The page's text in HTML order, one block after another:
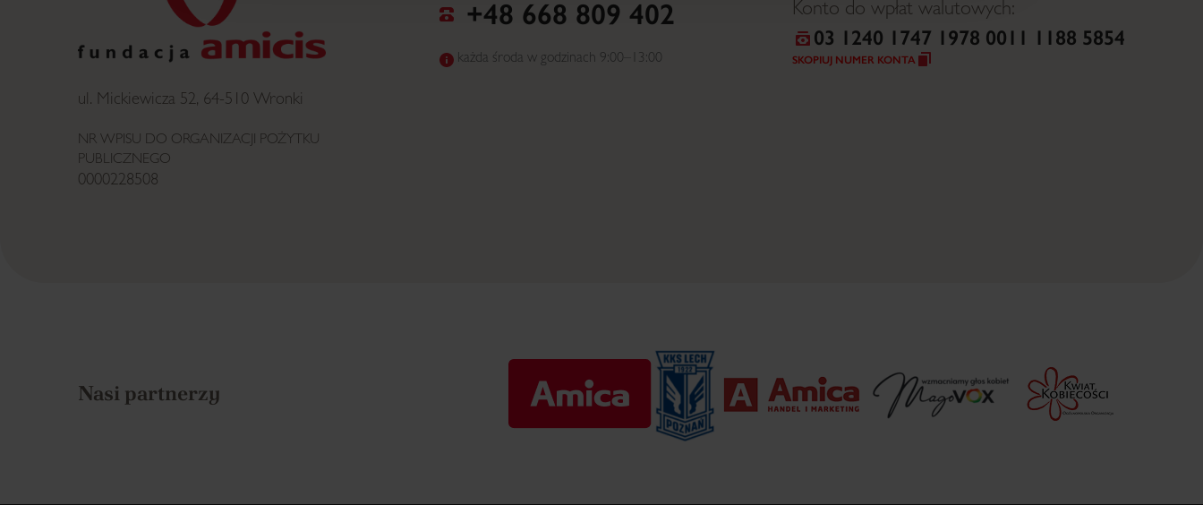
ul. Mickiewicza 52, 64-510 Wronki
NR WPISU DO ORGANIZACJI POŻYTKU
PUBLICZNEGO
0000228508
+48 668 809 402
każda środa w godzinach 9:00–13:00
Konto do wpłat walutowych:
03 1240 1747 1978 0011 1188 5854
SKOPIUJ NUMER KONTA
Nasi partnerzy